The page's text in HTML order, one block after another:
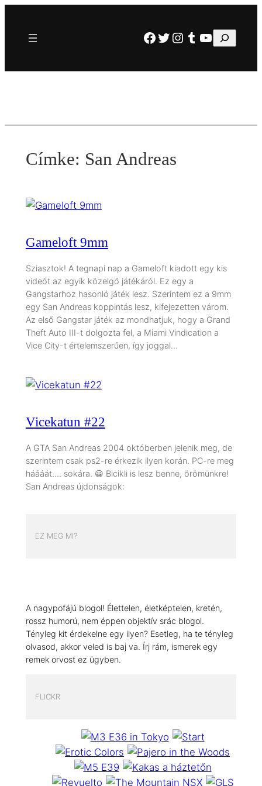
tartalomhoz
Facebook
Twitter
Instagram
Tumblr
YouTube
Keresés
Címke: San Andreas
Gameloft 9mm
Sziasztok! A tegnapi nap a Gameloft kiadott egy kis
videót az egyik közelgő játékáról. Ez egy a
Gangstarhoz hasonló játék lesz. Szerintem ez a 9mm
egy San Andreas koppintás lesz, kifejezetten várom.
Az első Gangstar játék az mondhatjuk, hogy a Grand
Theft Auto III-t dolgozta fel, a Miami Vindication a
Vice City-t értelemszerűen, így joggal…
Vicekatun #22
A GTA San Andreas 2004 októberben jelenik meg, de
szerintem csak ps2-re érkezik ilyen korán. PC-re meg
háááát…. sokára. 😀 Bicikli is lesz benne, örömünkre!
San Andreas újdonságok:
EZ MEG MI?
A nagypofájú blogol! Élettelen, életképtelen, kretén,
rossz humorú, nem éppen objektív srác blogol.
Tényleg kit érdekelne egy ilyen? Esetleg, ha te tényleg
olvasod, akkor veled is baj va. Írj rám, ismerek egy
remek orvost ez ügyben.
FLICKR